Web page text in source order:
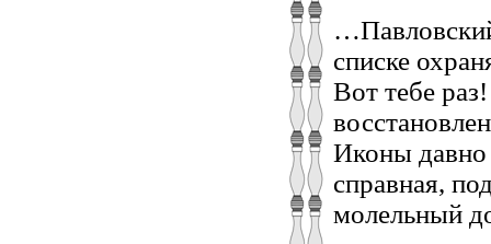
списке
Вот тебе
Иконы давно
справная,
молельный